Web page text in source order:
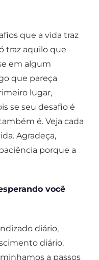
que a vida traz
traz aquilo que
em algum
que pareça
lugar,
se seu desafio é
é. Veja cada
Agradeça,
porque a
você
diário,
diário.
a passos